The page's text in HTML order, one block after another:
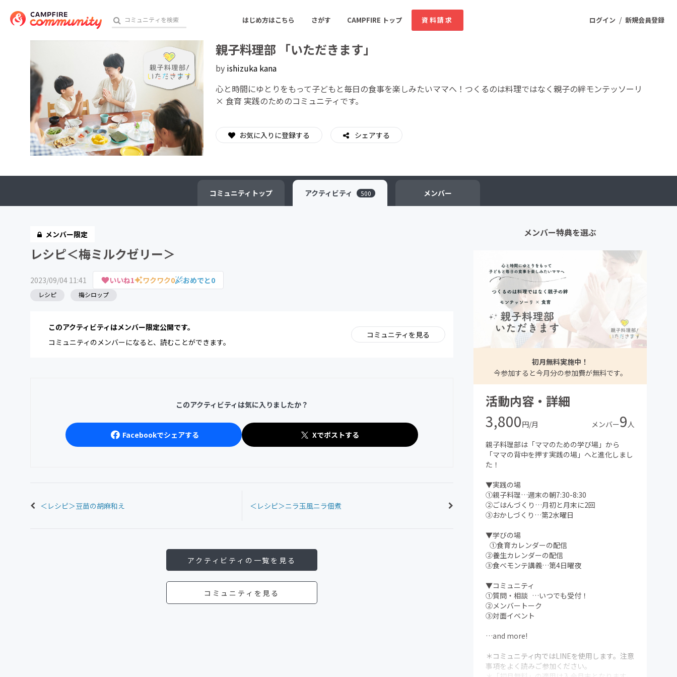
ログイン / 新規会員登録
はじめ方はこちら さがす CAMPFIRE トップ 資料請求
おすすめのコミュニティ 人気のコミュニティ 新着のコミュニティ
アート・写真
テクノロジー・ガジェット
ゲーム・サービス開発 フード・飲食店
ソーシャルグッド ビューティー・ヘルスケア
チャレンジ
親子料理部 「いただきます」
by ishizuka kana
心と時間にゆとりをもって子どもと毎日の食事を楽しみたいママへ！つくるのは料理ではなく親子の絆モンテッソーリ
× 食育 実践のためのコミュニティです。
お気に入りに登録する シェアする
コミュニティ トップ アクティビティ 500 メンバー
メンバー限定
レシピ＜梅ミルクゼリー＞
2023/09/04 11:41 いいね1 ワクワク0 おめでと0
レシピ 梅シロップ
このアクティビティはメンバー限定公開です。
コミュニティのメンバーになると、読むことができます。
コミュニティを見る
このアクティビティは気に入りましたか？
Facebookでシェアする Xでポストする
＜レシピ＞豆苗の胡麻和え ＜レシピ＞ニラ玉風ニラ佃煮
アクティビティの一覧を見る
コミュニティを見る
メンバー特典を選ぶ
初月無料実施中！
今参加すると今月分の参加費が無料です。
活動内容・詳細
3,800円/月 メンバー9 人
親子料理部は「ママのための学び場」から
「ママの背中を押す実践の場」へと進化しまし
た！
▼実践の場
①親子料理…週末の朝7:30-8:30
②ごはんづくり…月初と月末に2回
③おかしづくり…第2水曜日
▼学びの場
①食育カレンダーの配信
②養生カレンダーの配信
③食べモンテ講義…第4日曜夜
▼コミュニティ
①質問・相談 …いつでも受付！
②メンバートーク
③対面イベント
…and more!
＊コミュニティ内ではLINEを使用します。注意
事項をよく読みご参加ください。